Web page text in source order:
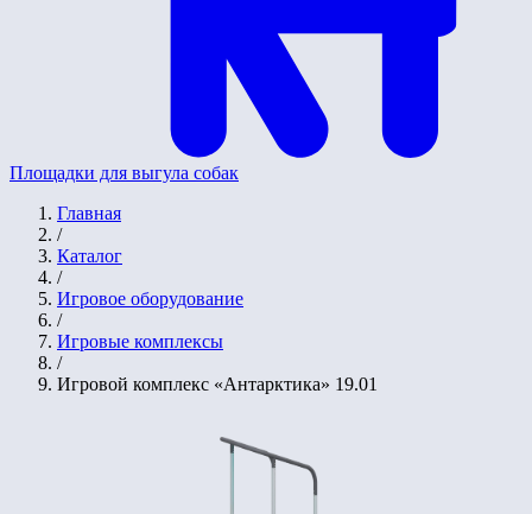
Площадки для выгула собак
Главная
/
Каталог
/
Игровое оборудование
/
Игровые комплексы
/
Игровой комплекс «Антарктика» 19.01